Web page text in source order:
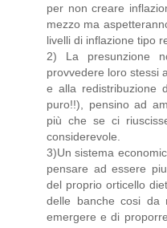
per non creare
mezzo ma
livelli di inflazione tipo
2) La presunzione
provvedere loro stessi
e alla redistribuzione
puro!!), pensino ad
più che se ci
considerevole.
3)Un sistema
pensare ad essere
del proprio orticello
delle banche cosi da
emergere e di